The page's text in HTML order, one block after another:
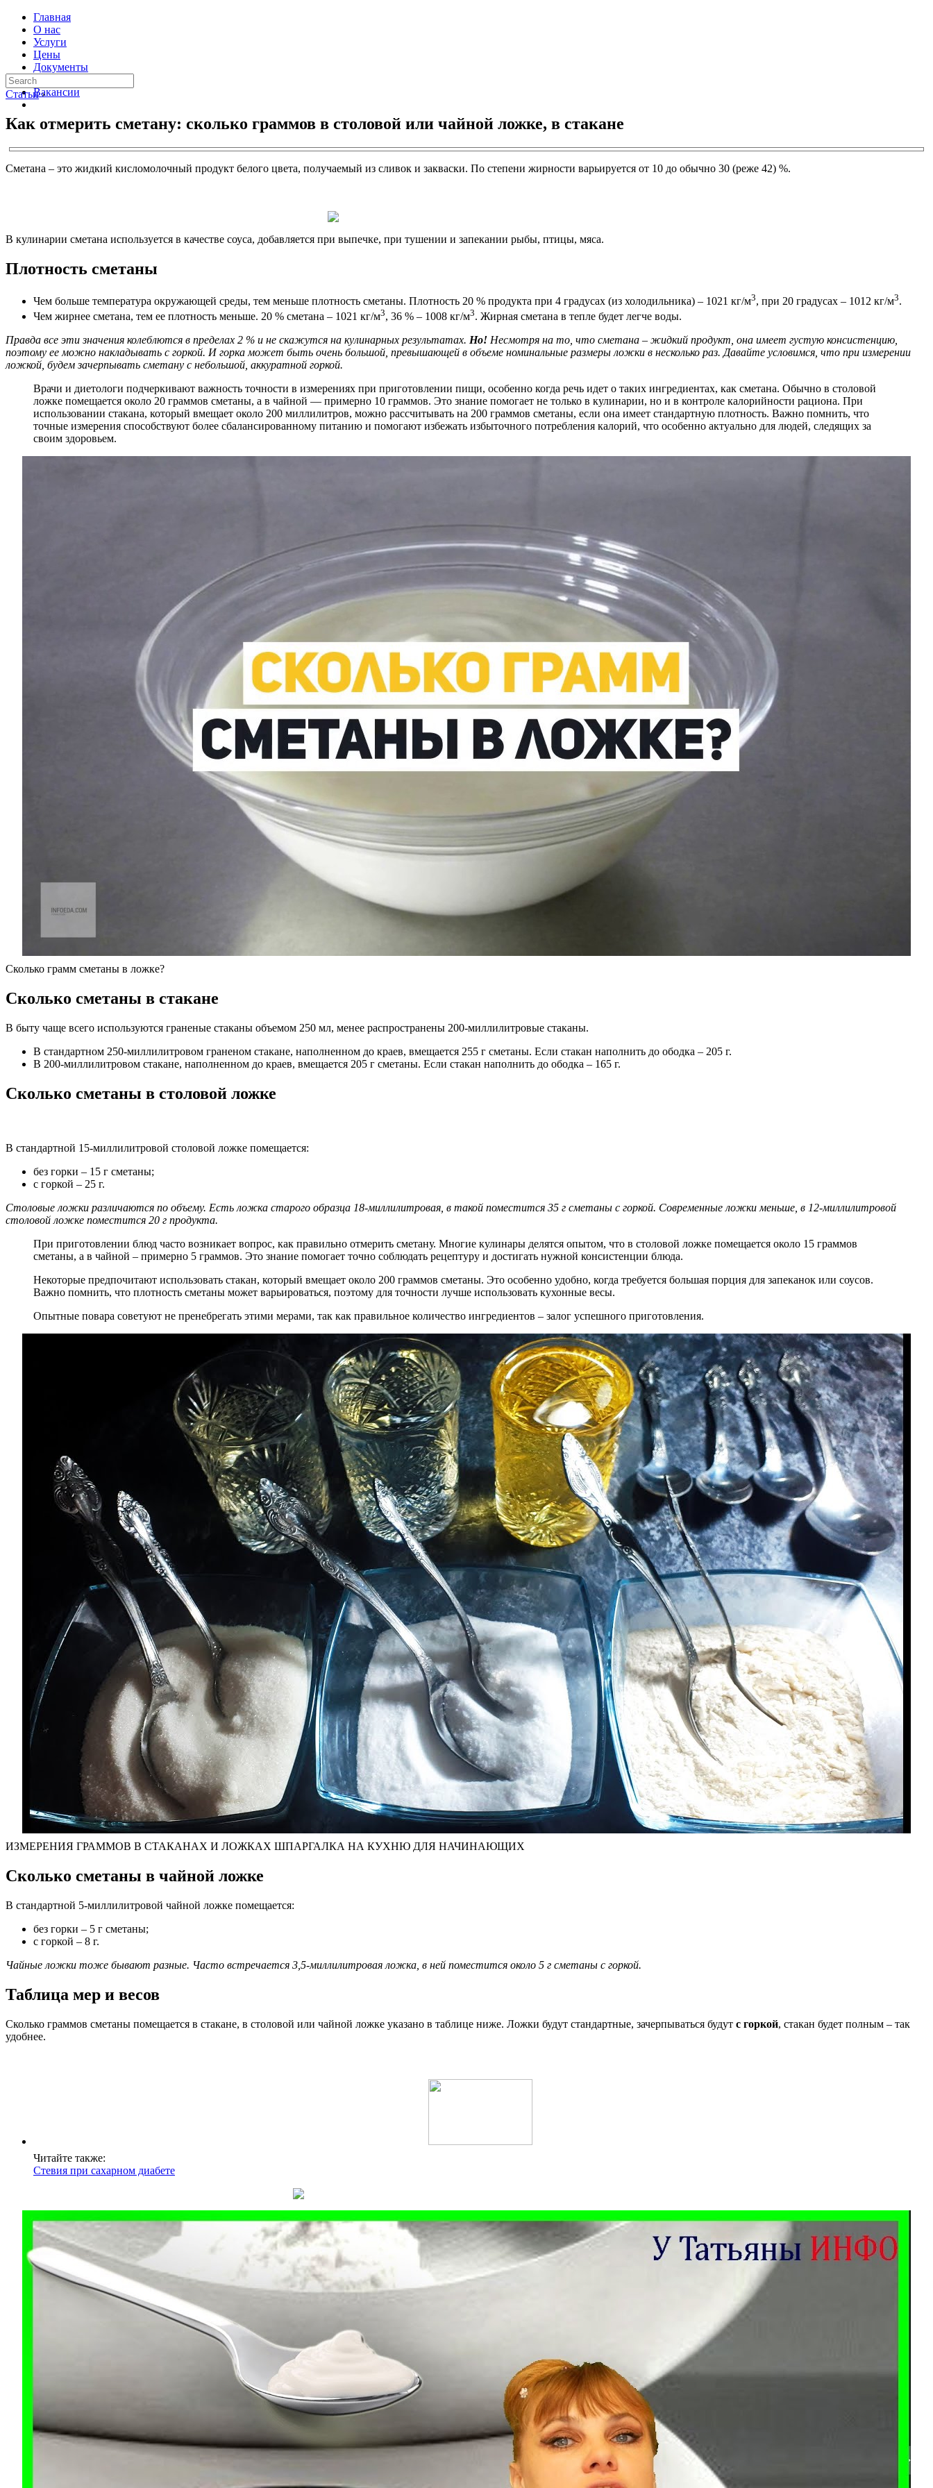
Главная
О нас
Услуги
Цены
Документы
Контакты
Вакансии
Статьи ›
Как отмерить сметану: сколько граммов в столовой или чайной ложке, в стакане
Сметана – это жидкий кисломолочный продукт белого цвета, получаемый из сливок и закваски. По степени жирности варьируется от 10 до обычно 30 (реже 42) %.
В кулинарии сметана используется в качестве соуса, добавляется при выпечке, при тушении и запекании рыбы, птицы, мяса.
Плотность сметаны
Чем больше температура окружающей среды, тем меньше плотность сметаны. Плотность 20 % продукта при 4 градусах (из холодильника) – 1021 кг/м3, при 20 градусах – 1012 кг/м3.
Чем жирнее сметана, тем ее плотность меньше. 20 % сметана – 1021 кг/м3, 36 % – 1008 кг/м3. Жирная сметана в тепле будет легче воды.
Правда все эти значения колеблются в пределах 2 % и не скажутся на кулинарных результатах. Но! Несмотря на то, что сметана – жидкий продукт, она имеет густую консистенцию,
поэтому ее можно накладывать с горкой. И горка может быть очень большой, превышающей в объеме номинальные размеры ложки в несколько раз. Давайте условимся, что при измерении
ложкой, будем зачерпывать сметану с небольшой, аккуратной горкой.
Врачи и диетологи подчеркивают важность точности в измерениях при приготовлении пищи, особенно когда речь идет о таких ингредиентах, как сметана. Обычно в столовой
ложке помещается около 20 граммов сметаны, а в чайной — примерно 10 граммов. Это знание помогает не только в кулинарии, но и в контроле калорийности рациона. При
использовании стакана, который вмещает около 200 миллилитров, можно рассчитывать на 200 граммов сметаны, если она имеет стандартную плотность. Важно помнить, что
точные измерения способствуют более сбалансированному питанию и помогают избежать избыточного потребления калорий, что особенно актуально для людей, следящих за
своим здоровьем.
Сколько грамм сметаны в ложке?
Сколько сметаны в стакане
В быту чаще всего используются граненые стаканы объемом 250 мл, менее распространены 200-миллилитровые стаканы.
В стандартном 250-миллилитровом граненом стакане, наполненном до краев, вмещается 255 г сметаны. Если стакан наполнить до ободка – 205 г.
В 200-миллилитровом стакане, наполненном до краев, вмещается 205 г сметаны. Если стакан наполнить до ободка – 165 г.
Сколько сметаны в столовой ложке
В стандартной 15-миллилитровой столовой ложке помещается:
без горки – 15 г сметаны;
с горкой – 25 г.
Столовые ложки различаются по объему. Есть ложка старого образца 18-миллилитровая, в такой поместится 35 г сметаны с горкой. Современные ложки меньше, в 12-миллилитровой
столовой ложке поместится 20 г продукта.
При приготовлении блюд часто возникает вопрос, как правильно отмерить сметану. Многие кулинары делятся опытом, что в столовой ложке помещается около 15 граммов
сметаны, а в чайной – примерно 5 граммов. Это знание помогает точно соблюдать рецептуру и достигать нужной консистенции блюда.
Некоторые предпочитают использовать стакан, который вмещает около 200 граммов сметаны. Это особенно удобно, когда требуется большая порция для запеканок или соусов.
Важно помнить, что плотность сметаны может варьироваться, поэтому для точности лучше использовать кухонные весы.
Опытные повара советуют не пренебрегать этими мерами, так как правильное количество ингредиентов – залог успешного приготовления.
ИЗМЕРЕНИЯ ГРАММОВ В СТАКАНАХ И ЛОЖКАХ ШПАРГАЛКА НА КУХНЮ ДЛЯ НАЧИНАЮЩИХ
Сколько сметаны в чайной ложке
В стандартной 5-миллилитровой чайной ложке помещается:
без горки – 5 г сметаны;
с горкой – 8 г.
Чайные ложки тоже бывают разные. Часто встречается 3,5-миллилитровая ложка, в ней поместится около 5 г сметаны с горкой.
Таблица мер и весов
Сколько граммов сметаны помещается в стакане, в столовой или чайной ложке указано в таблице ниже. Ложки будут стандартные, зачерпываться будут с горкой, стакан будет полным – так
удобнее.
Читайте также:
Стевия при сахарном диабете